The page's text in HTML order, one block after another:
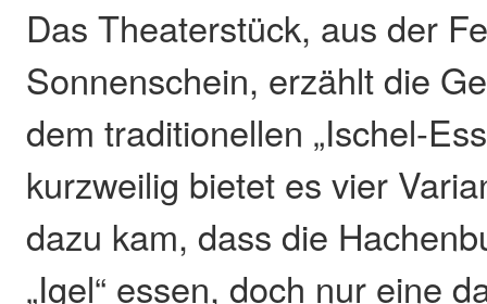
Das Theaterstück, aus der
Sonnenschein, erzählt die
dem traditionellen „Ischel-
kurzweilig bietet es vier
dazu kam, dass die
„Igel“ essen, doch nur eine